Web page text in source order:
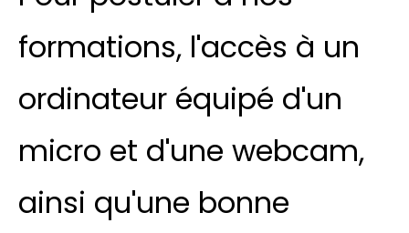
formations, l'accès à un
ordinateur équipé d'un
micro et d'une webcam,
ainsi qu'une bonne